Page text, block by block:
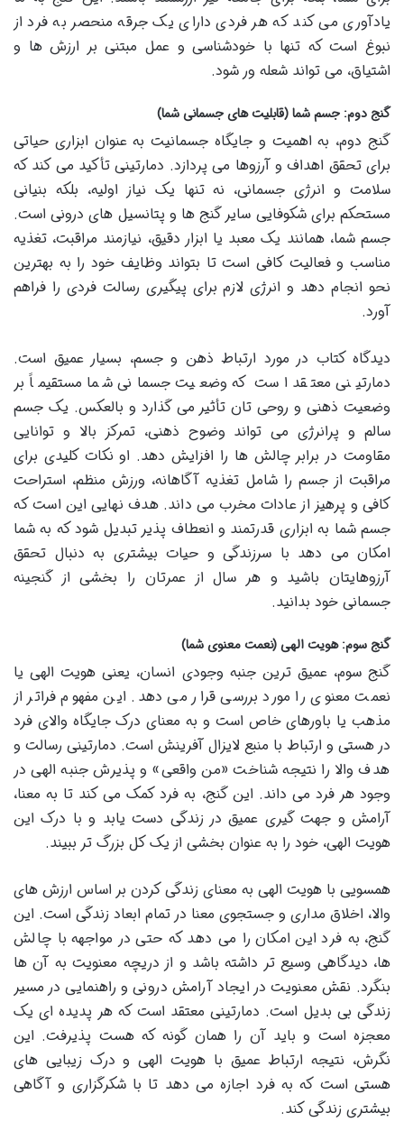
یادآوری می کند که هر فردی دارای یک جرقه منحصر به فرد از
نبوغ است که تنها با خودشناسی و عمل مبتنی بر ارزش ها و
اشتیاق، می تواند شعله ور شود.
گنج دوم: جسم شما (قابلیت های جسمانی شما)
گنج دوم، به اهمیت و جایگاه جسمانیت به عنوان ابزاری حیاتی
برای تحقق اهداف و آرزوها می پردازد. دمارتینی تأکید می کند که
سلامت و انرژی جسمانی، نه تنها یک نیاز اولیه، بلکه بنیانی
مستحکم برای شکوفایی سایر گنج ها و پتانسیل های درونی است.
جسم شما، همانند یک معبد یا ابزار دقیق، نیازمند مراقبت، تغذیه
مناسب و فعالیت کافی است تا بتواند وظایف خود را به بهترین
نحو انجام دهد و انرژی لازم برای پیگیری رسالت فردی را فراهم
آورد.
دیدگاه کتاب در مورد ارتباط ذهن و جسم، بسیار عمیق است.
دمارتینی معتقد است که وضعیت جسمانی شما مستقیماً بر
وضعیت ذهنی و روحی تان تأثیر می گذارد و بالعکس. یک جسم
سالم و پرانرژی می تواند وضوح ذهنی، تمرکز بالا و توانایی
مقاومت در برابر چالش ها را افزایش دهد. او نکات کلیدی برای
مراقبت از جسم را شامل تغذیه آگاهانه، ورزش منظم، استراحت
کافی و پرهیز از عادات مخرب می داند. هدف نهایی این است که
جسم شما به ابزاری قدرتمند و انعطاف پذیر تبدیل شود که به شما
امکان می دهد با سرزندگی و حیات بیشتری به دنبال تحقق
آرزوهایتان باشید و هر سال از عمرتان را بخشی از گنجینه
جسمانی خود بدانید.
گنج سوم: هویت الهی (نعمت معنوی شما)
گنج سوم، عمیق ترین جنبه وجودی انسان، یعنی هویت الهی یا
نعمت معنوی را مورد بررسی قرار می دهد. این مفهوم فراتر از
مذهب یا باورهای خاص است و به معنای درک جایگاه والای فرد
در هستی و ارتباط با منبع لایزال آفرینش است. دمارتینی رسالت و
هدف والا را نتیجه شناخت «من واقعی» و پذیرش جنبه الهی در
وجود هر فرد می داند. این گنج، به فرد کمک می کند تا به معنا،
آرامش و جهت گیری عمیق در زندگی دست یابد و با درک این
هویت الهی، خود را به عنوان بخشی از یک کل بزرگ تر ببیند.
همسویی با هویت الهی به معنای زندگی کردن بر اساس ارزش های
والا، اخلاق مداری و جستجوی معنا در تمام ابعاد زندگی است. این
گنج، به فرد این امکان را می دهد که حتی در مواجهه با چالش
ها، دیدگاهی وسیع تر داشته باشد و از دریچه معنویت به آن ها
بنگرد. نقش معنویت در ایجاد آرامش درونی و راهنمایی در مسیر
زندگی بی بدیل است. دمارتینی معتقد است که هر پدیده ای یک
معجزه است و باید آن را همان گونه که هست پذیرفت. این
نگرش، نتیجه ارتباط عمیق با هویت الهی و درک زیبایی های
هستی است که به فرد اجازه می دهد تا با شکرگزاری و آگاهی
بیشتری زندگی کند.